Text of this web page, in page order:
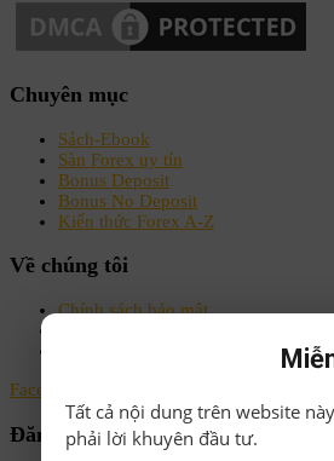
Chuyên mục
Sách-Ebook
Sàn Forex uy tín
Bonus Deposit
Bonus No Deposit
Kiến thức Forex A-Z
Về chúng tôi
Chính sách bảo mật
Facebook
Đăng ký nhận tin
Tất cả nội dung trên website
phải lời khuyên đầu tư.